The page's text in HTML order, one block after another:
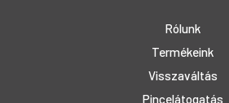
Rólunk
Termékeink
Visszaváltás
Pincelátogatás